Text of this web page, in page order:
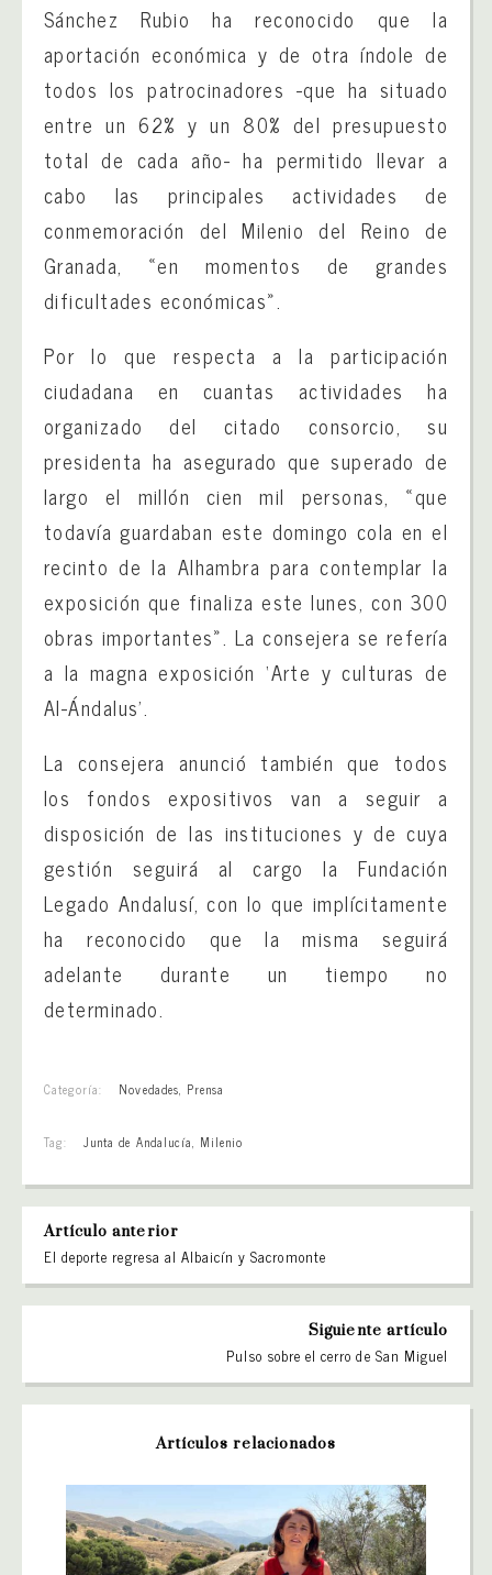
Sánchez Rubio ha reconocido que la
aportación económica y de otra índole de
todos los patrocinadores -que ha situado
entre un 62% y un 80% del presupuesto
total de cada año- ha permitido llevar a
cabo las principales actividades de
conmemoración del Milenio del Reino de
Granada, «en momentos de grandes
dificultades económicas».
Por lo que respecta a la participación
ciudadana en cuantas actividades ha
organizado del citado consorcio, su
presidenta ha asegurado que superado de
largo el millón cien mil personas, «que
todavía guardaban este domingo cola en el
recinto de la Alhambra para contemplar la
exposición que finaliza este lunes, con 300
obras importantes». La consejera se refería
a la magna exposición ‘Arte y culturas de
Al-Ándalus’.
La consejera anunció también que todos
los fondos expositivos van a seguir a
disposición de las instituciones y de cuya
gestión seguirá al cargo la Fundación
Legado Andalusí, con lo que implícitamente
ha reconocido que la misma seguirá
adelante durante un tiempo no
determinado.
Categoría: Novedades Prensa
Tag: Junta de Andalucía Milenio
Artículo anterior
El deporte regresa al Albaicín y Sacromonte
Siguiente artículo
Pulso sobre el cerro de San Miguel
Artículos relacionados